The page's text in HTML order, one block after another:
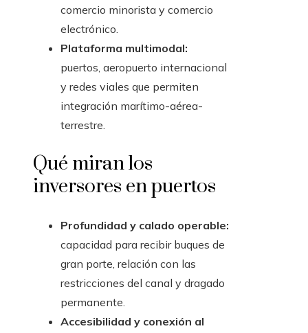
comercio minorista y comercio
electrónico.
Plataforma multimodal:
puertos, aeropuerto internacional
y redes viales que permiten
integración marítimo-aérea-
terrestre.
Qué miran los
inversores en puertos
Profundidad y calado operable:
capacidad para recibir buques de
gran porte, relación con las
restricciones del canal y dragado
permanente.
Accesibilidad y conexión al